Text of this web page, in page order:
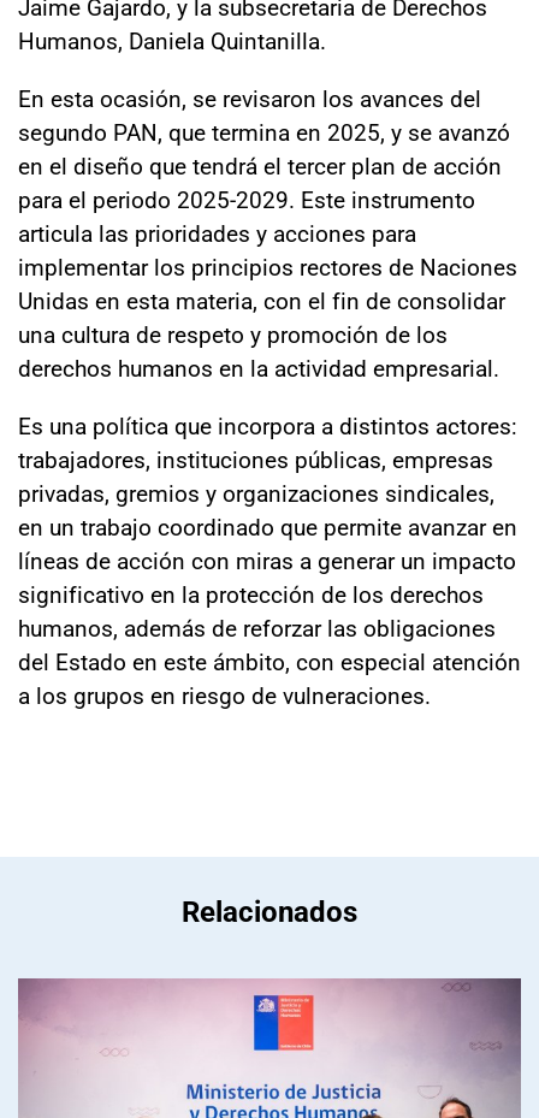
Jaime Gajardo, y la subsecretaria de Derechos
Humanos, Daniela Quintanilla.
En esta ocasión, se revisaron los avances del
segundo PAN, que termina en 2025, y se avanzó
en el diseño que tendrá el tercer plan de acción
para el periodo 2025-2029. Este instrumento
articula las prioridades y acciones para
implementar los principios rectores de Naciones
Unidas en esta materia, con el fin de consolidar
una cultura de respeto y promoción de los
derechos humanos en la actividad empresarial.
Es una política que incorpora a distintos actores:
trabajadores, instituciones públicas, empresas
privadas, gremios y organizaciones sindicales,
en un trabajo coordinado que permite avanzar en
líneas de acción con miras a generar un impacto
significativo en la protección de los derechos
humanos, además de reforzar las obligaciones
del Estado en este ámbito, con especial atención
a los grupos en riesgo de vulneraciones.
Relacionados